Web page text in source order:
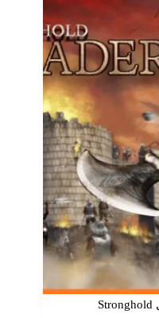
تحميل مباشر الآن اسم اللعبة تحميل Stronghold